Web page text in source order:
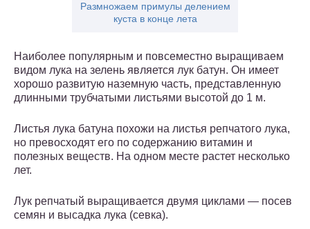
Размножаем примулы делением
куста в конце лета
Наиболее популярным и повсеместно выращиваем
видом лука на зелень является лук батун. Он имеет
хорошо развитую наземную часть, представленную
длинными трубчатыми листьями высотой до 1 м.
Листья лука батуна похожи на листья репчатого лука,
но превосходят его по содержанию витамин и
полезных веществ. На одном месте растет несколько
лет.
Лук репчатый выращивается двумя циклами — посев
семян и высадка лука (севка).